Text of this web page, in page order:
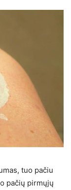
tuo pačiu
pačių pirmųjų